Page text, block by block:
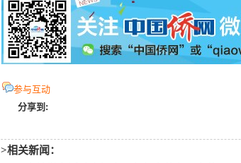
参与互动
分享到:
>相关新闻：